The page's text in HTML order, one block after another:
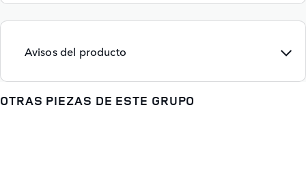
Avisos del producto
OTRAS PIEZAS DE ESTE GRUPO